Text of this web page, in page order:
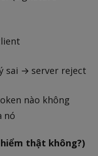
sai → server reject
nào không
nó
thật không?)